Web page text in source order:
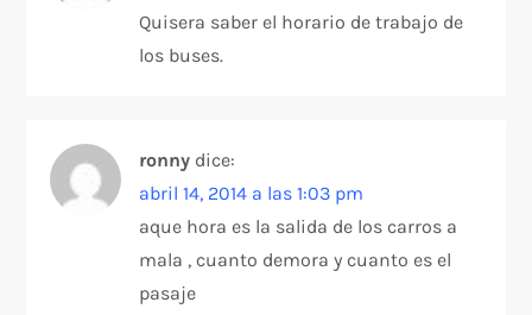
Quisera saber el horario de trabajo de
los buses.
ronny dice:
abril 14, 2014 a las 1:03 pm
aque hora es la salida de los carros a
mala , cuanto demora y cuanto es el
pasaje